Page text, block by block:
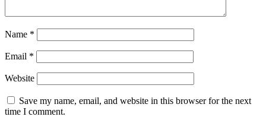
Name *
Email *
Website
Save my name, email, and website in this browser for the next
time I comment.